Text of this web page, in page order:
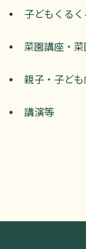
子どもくる
菜園講座・
親子・子ど
講演等